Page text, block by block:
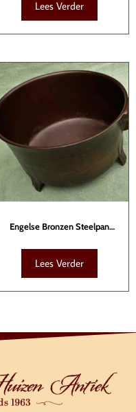
Lees Verder
Engelse Bronzen Steelpan
KTB00098
Lees Verder